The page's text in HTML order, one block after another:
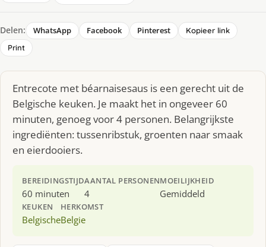
Delen: WhatsApp Facebook Pinterest
Kopieer link
Print
Entrecote met béarnaisesaus is een gerecht uit de
Belgische keuken. Je maakt het in ongeveer 60
minuten, genoeg voor 4 personen. Belangrijkste
ingrediënten: tussenribstuk, groenten naar smaak
en eierdooiers.
BEREIDINGSTIJD
60 minuten
AANTAL PERSONEN
4
MOEILIJKHEID
Gemiddeld
KEUKEN
Belgische
HERKOMST
Belgie